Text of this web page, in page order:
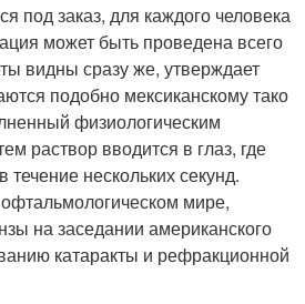
под заказ, для каждого человека
может быть проведена всего
видны сразу же, утверждает
подобно мексиканскому тако
физиологическим
раствор вводится в глаз, где
нескольких секунд.
мире,
на заседании американского
катаракты и рефракционной